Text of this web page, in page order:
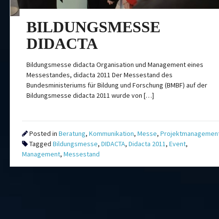
BILDUNGSMESSE
DIDACTA
Bildungsmesse didacta Organisation und Management eines
Messestandes, didacta 2011 Der Messestand des
Bundesministeriums für Bildung und Forschung (BMBF) auf der
Bildungsmesse didacta 2011 wurde von […]
Posted in Beratung, Kommunikation, Messe,
Tagged Bildungsmesse, DIDACTA, Didacta 2011, Event,
Management, Messestand